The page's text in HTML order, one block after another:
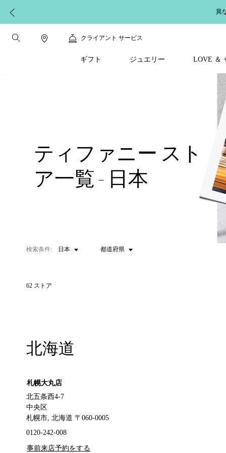
異
クライアント サービス
ギフト ジュエリー LOVE ＆
ティファニー スト
ア一覧 - 日本
検索条件: 日本 都道府県
62 ストア
北海道
札幌大丸店
北五条西4-7
中央区
札幌市, 北海道 〒060-0005
0120-242-008
事前来店予約をする